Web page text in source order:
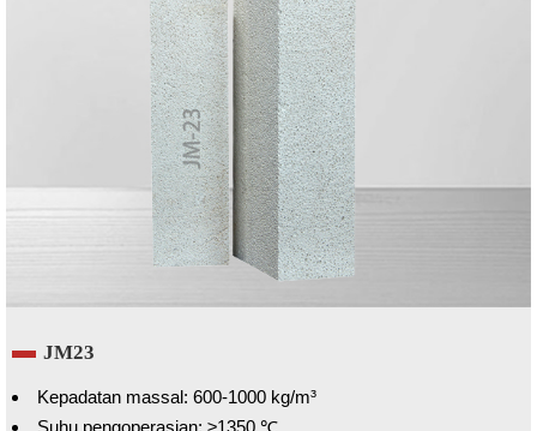
JM23
Kepadatan massal: 600-1000 kg/m³